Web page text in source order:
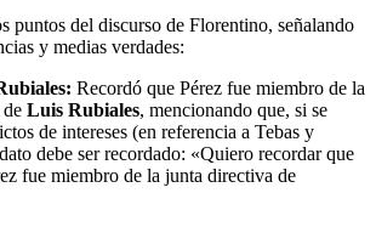
puntos del discurso de Florentino, señalando
y medias verdades:
Recordó que Pérez fue miembro de la
Luis Rubiales, mencionando que, si se
de intereses (en referencia a Tebas y
debe ser recordado: «Quiero recordar que
fue miembro de la junta directiva de